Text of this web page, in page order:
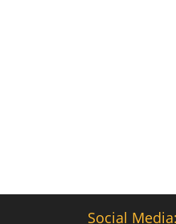
Social Media: